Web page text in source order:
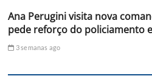
Ana Perugini visita nova
pede reforço do policiamento
3 semanas ago